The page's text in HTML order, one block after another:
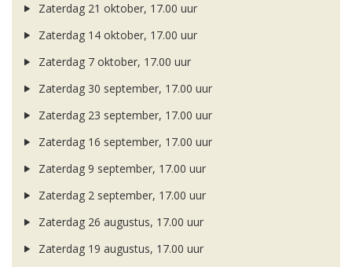
Zaterdag 21 oktober, 17.00 uur
Zaterdag 14 oktober, 17.00 uur
Zaterdag 7 oktober, 17.00 uur
Zaterdag 30 september, 17.00 uur
Zaterdag 23 september, 17.00 uur
Zaterdag 16 september, 17.00 uur
Zaterdag 9 september, 17.00 uur
Zaterdag 2 september, 17.00 uur
Zaterdag 26 augustus, 17.00 uur
Zaterdag 19 augustus, 17.00 uur